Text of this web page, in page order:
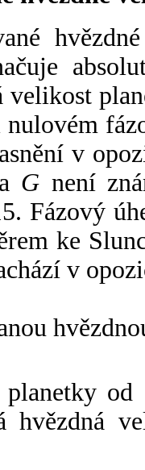
velikost
nulovém
v
G není
Fázový
ke
v
od
hvězdná